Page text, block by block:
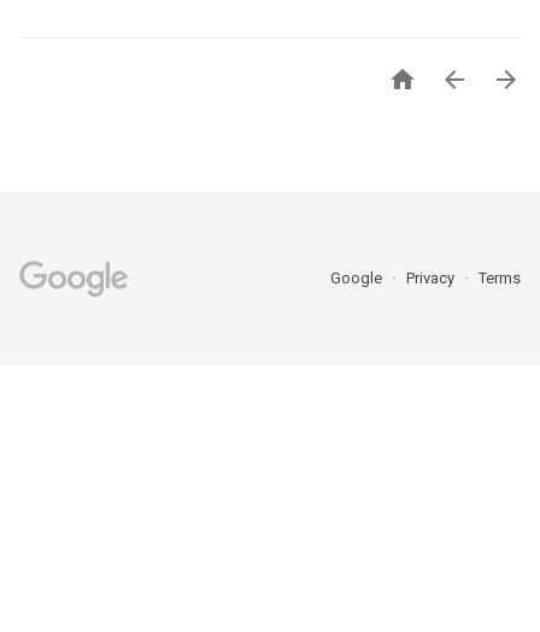
  
Google Privacy Terms